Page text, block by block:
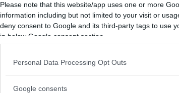
Please note that this website/app uses one or more
information including but not limited to your visit or
deny consent to Google and its third-party tags to use
in below Google consent section.
Personal Data Processing Opt Outs
Google consents
att börja tillverka en småbil med
det, då gick det undan. Efter bara tre år